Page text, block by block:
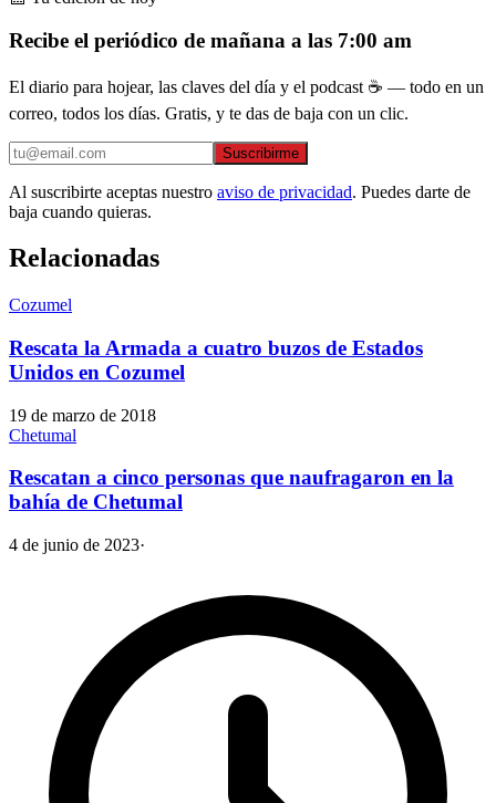
Recibe el periódico de mañana a las 7:00 am
El diario para hojear, las claves del día y el podcast ☕ — todo en un
correo, todos los días. Gratis, y te das de baja con un clic.
Suscribirme
Al suscribirte aceptas nuestro aviso de privacidad. Puedes darte de
baja cuando quieras.
Relacionadas
Cozumel
Rescata la Armada a cuatro buzos de Estados
Unidos en Cozumel
19 de marzo de 2018
Chetumal
Rescatan a cinco personas que naufragaron en la
bahía de Chetumal
4 de junio de 2023·